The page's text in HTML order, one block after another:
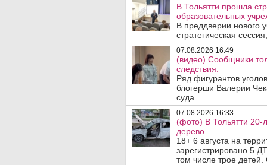
В Тольятти прошла
образовательных
В преддверии нового
стратегическая
07.08.2026 16:49
(видео) Сообщники
следствия.
Ряд фигурантов
блогерши Валерии
суда. ..
07.08.2026 16:33
(фото) В Тольятти 20-
дерево.
18+ 6 августа на
зарегистрировано 5
том числе трое